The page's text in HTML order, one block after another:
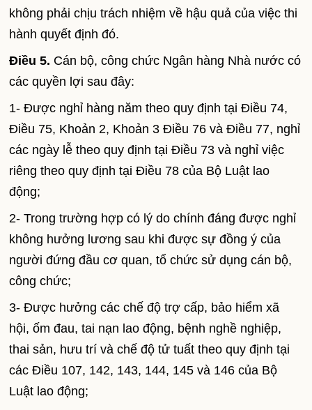
không phải chịu trách nhiệm về hậu quả của việc thi
hành quyết định đó.
Điều 5. Cán bộ, công chức Ngân hàng Nhà nước có
các quyền lợi sau đây:
1- Được nghỉ hàng năm theo quy định tại Điều 74,
Điều 75, Khoản 2, Khoản 3 Điều 76 và Điều 77, nghỉ
các ngày lễ theo quy định tại Điều 73 và nghỉ việc
riêng theo quy định tại Điều 78 của Bộ Luật lao
động;
2- Trong trường hợp có lý do chính đáng được nghỉ
không hưởng lương sau khi được sự đồng ý của
người đứng đầu cơ quan, tổ chức sử dụng cán bộ,
công chức;
3- Được hưởng các chế độ trợ cấp, bảo hiểm xã
hội, ốm đau, tai nạn lao động, bệnh nghề nghiệp,
thai sản, hưu trí và chế độ tử tuất theo quy định tại
các Điều 107, 142, 143, 144, 145 và 146 của Bộ
Luật lao động;